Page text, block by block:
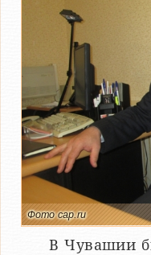
Фото cap.ru
В Чувашии